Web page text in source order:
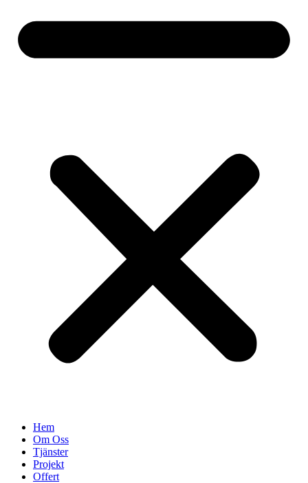
Hem
Om Oss
Tjänster
Projekt
Offert